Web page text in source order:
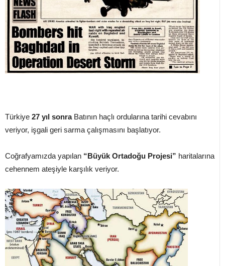
Türkiye 27 yıl sonraBatının haçlı ordularına tarihi cevabını
veriyor, işgali geri sarma çalışmasını başlatıyor.
Coğrafyamızda yapılan “Büyük Ortadoğu Projesi” haritalarına
cehennem ateşiyle karşılık veriyor.